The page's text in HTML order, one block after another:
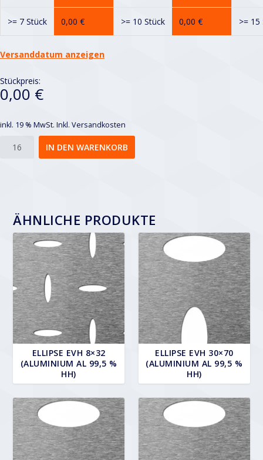
>= 7 Stück 0,00 € >= 10 Stück 0,00 € >= 15
Versanddatum anzeigen
Stückpreis:
0,00 €
inkl. 19 % MwSt. Inkl. Versandkosten
IN DEN WARENKORB
ÄHNLICHE PRODUKTE
ELLIPSE EVH 8×32
(ALUMINIUM AL 99,5 %
HH)
ELLIPSE EVH 30×70
(ALUMINIUM AL 99,5 %
HH)